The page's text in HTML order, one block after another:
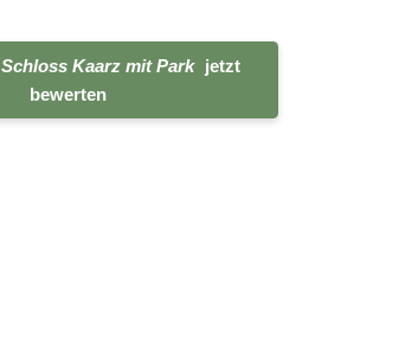
Schloss Kaarz mit Park jetzt
bewerten